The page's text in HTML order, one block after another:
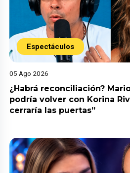
Espectáculos
05 Ago 2026
¿Habrá reconciliación?
podría volver con Korina
cerraría las puertas”